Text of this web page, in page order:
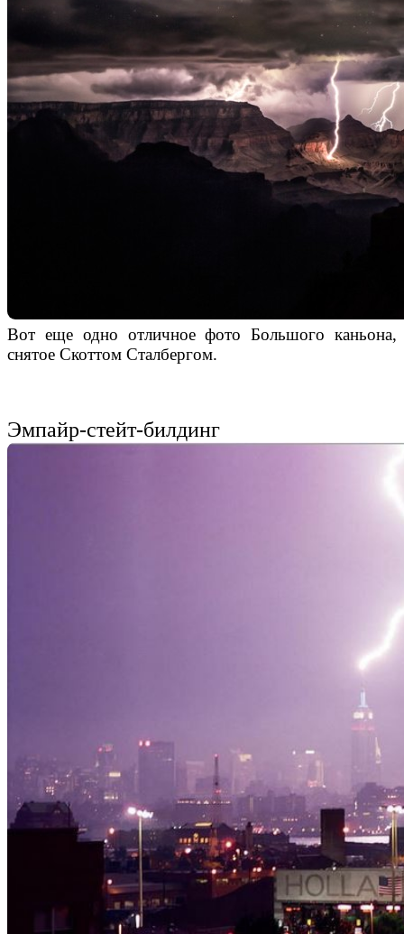
Вот еще одно отличное фото Большого каньона,
снятое Скоттом Сталбергом.
Эмпайр-стейт-билдинг